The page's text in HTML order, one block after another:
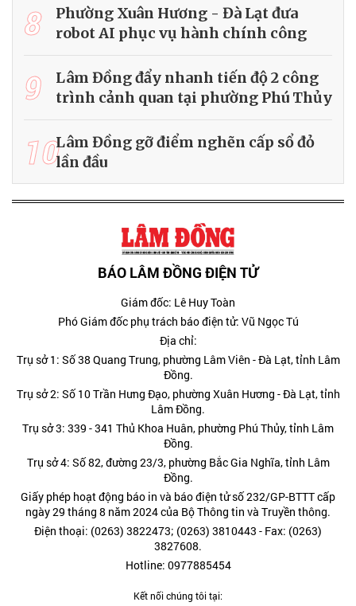
8
Phường Xuân Hương - Đà Lạt đưa
robot AI phục vụ hành chính công
9
Lâm Đồng đẩy nhanh tiến độ 2 công
trình cảnh quan tại phường Phú Thủy
10Lâm Đồng gỡ điểm nghẽn cấp sổ đỏ
lần đầu
BÁO LÂM ĐỒNG ĐIỆN TỬ
Giám đốc: Lê Huy Toàn
Phó Giám đốc phụ trách báo điện tử: Vũ Ngọc Tú
Địa chỉ:
Trụ sở 1: Số 38 Quang Trung, phường Lâm Viên - Đà Lạt, tỉnh Lâm
Đồng.
Trụ sở 2: Số 10 Trần Hưng Đạo, phường Xuân Hương - Đà Lạt, tỉnh
Lâm Đồng.
Trụ sở 3: 339 - 341 Thủ Khoa Huân, phường Phú Thủy, tỉnh Lâm
Đồng.
Trụ sở 4: Số 82, đường 23/3, phường Bắc Gia Nghĩa, tỉnh Lâm
Đồng.
Giấy phép hoạt động báo in và báo điện tử số 232/GP-BTTT cấp
ngày 29 tháng 8 năm 2024 của Bộ Thông tin và Truyền thông.
Điện thoại: (0263) 3822473; (0263) 3810443 - Fax: (0263)
3827608.
Hotline: 0977885454
Kết nối chúng tôi tại: